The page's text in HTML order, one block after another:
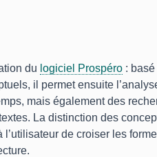
du logiciel Prospéro :
il permet ensuite
mais également des
La distinction des
de croiser les